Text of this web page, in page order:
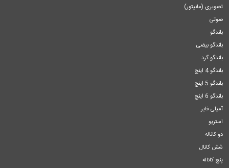
تصویری (مانیتور)
صوتی
بلندگو
بلندگو بیضی
بلندگو گرد
بلندگو 4 اینچ
بلندگو 5 اینچ
بلندگو 6 اینچ
آمپلی فایر
استریو
دو کاناله
شش کانال
پنج کاناله